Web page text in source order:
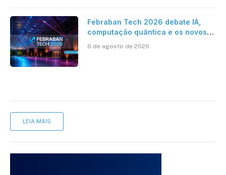
Febraban Tech 2026 debate IA,
computação quântica e os novos
6 de agosto de 2026
LEIA MAIS